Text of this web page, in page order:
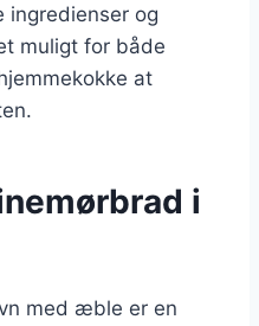
ingredienser og
muligt for både
at
i
med æble er en